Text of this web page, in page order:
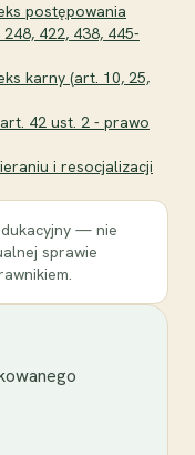
postępowania
422, 438, 445-
karny (art. 10, 25,
42 ust. 2 - prawo
i resocjalizacji
— nie
sprawie